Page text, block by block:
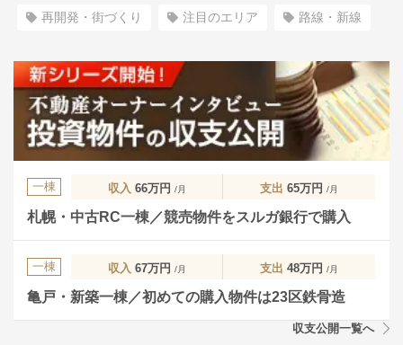
再開発・街づくり 注目のエリア 路線・新線
一棟 収入 66万円 /月 支出 65万円 /月
札幌・中古RC一棟／競売物件をスルガ銀行で購入
一棟 収入 67万円 /月 支出 48万円 /月
亀戸・新築一棟／初めての購入物件は23区鉄骨造
収支公開一覧へ